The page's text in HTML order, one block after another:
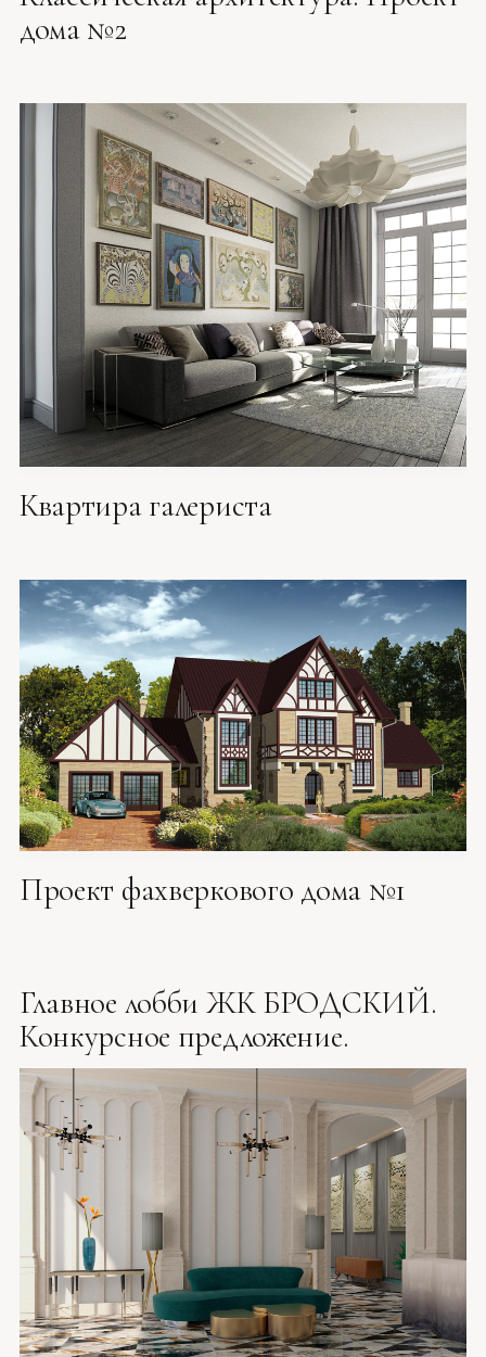
дома №2
Квартира галериста
Проект фахверкового дома №1
Главное лобби ЖК БРОДСКИЙ.
Конкурсное предложение.